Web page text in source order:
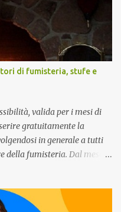
di CM.com Italia, che
e futuro del
le aspettative dei
sono il Customer care, lo
quali i molteplici canali di
di miglioramento, le
alle aspettative del
di fumisteria, stufe e
valida per i mesi di
gratuitamente la
in generale a tutti
della fumisteria. Dal mese di
e fumisteria in generale